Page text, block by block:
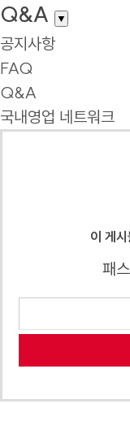
Q&A ▼
공지사항
FAQ
Q&A
국내영업 네트워크
이 게
패